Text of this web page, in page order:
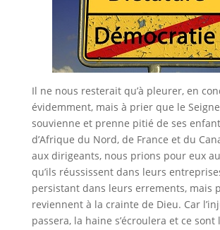
Il ne nous resterait qu’à pleurer, en
évidemment, mais à prier que le
souvienne et prenne pitié de ses
d’Afrique du Nord, de France et du
aux dirigeants, nous prions pour eux
qu’ils réussissent dans leurs
persistant dans leurs errements, mais
reviennent à la crainte de Dieu. Car
passera, la haine s’écroulera et ce sont